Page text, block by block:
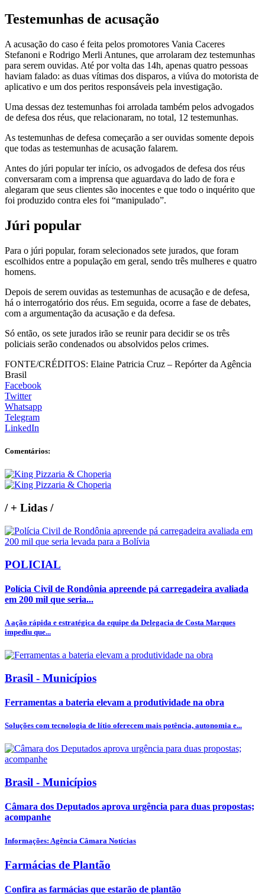
Testemunhas de acusação
A acusação do caso é feita pelos promotores Vania Caceres
Stefanoni e Rodrigo Merli Antunes, que arrolaram dez testemunhas
para serem ouvidas. Até por volta das 14h, apenas quatro pessoas
haviam falado: as duas vítimas dos disparos, a viúva do motorista de
aplicativo e um dos peritos responsáveis pela investigação.
Uma dessas dez testemunhas foi arrolada também pelos advogados
de defesa dos réus, que relacionaram, no total, 12 testemunhas.
As testemunhas de defesa começarão a ser ouvidas somente depois
que todas as testemunhas de acusação falarem.
Antes do júri popular ter início, os advogados de defesa dos réus
conversaram com a imprensa que aguardava do lado de fora e
alegaram que seus clientes são inocentes e que todo o inquérito que
foi produzido contra eles foi “manipulado”.
Júri popular
Para o júri popular, foram selecionados sete jurados, que foram
escolhidos entre a população em geral, sendo três mulheres e quatro
homens.
Depois de serem ouvidas as testemunhas de acusação e de defesa,
há o interrogatório dos réus. Em seguida, ocorre a fase de debates,
com a argumentação da acusação e da defesa.
Só então, os sete jurados irão se reunir para decidir se os três
policiais serão condenados ou absolvidos pelos crimes.
FONTE/CRÉDITOS: Elaine Patricia Cruz – Repórter da Agência
Brasil
Facebook
Twitter
Whatsapp
Telegram
LinkedIn
Comentários:
/+ Lidas /
POLICIAL
Polícia Civil de Rondônia apreende pá carregadeira avaliada
em 200 mil que seria...
A ação rápida e estratégica da equipe da Delegacia de Costa Marques
impediu que...
Brasil - Municípios
Ferramentas a bateria elevam a produtividade na obra
Soluções com tecnologia de lítio oferecem mais potência, autonomia e...
Brasil - Municípios
Câmara dos Deputados aprova urgência para duas propostas;
acompanhe
Informações: Agência Câmara Notícias
Farmácias de Plantão
Confira as farmácias que estarão de plantão